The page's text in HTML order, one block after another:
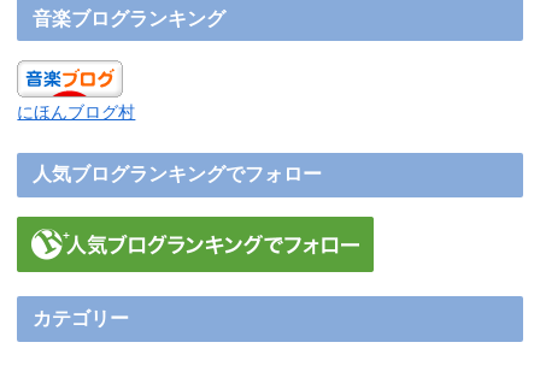
音楽ブログランキング
にほんブログ村
人気ブログランキングでフォロー
カテゴリー